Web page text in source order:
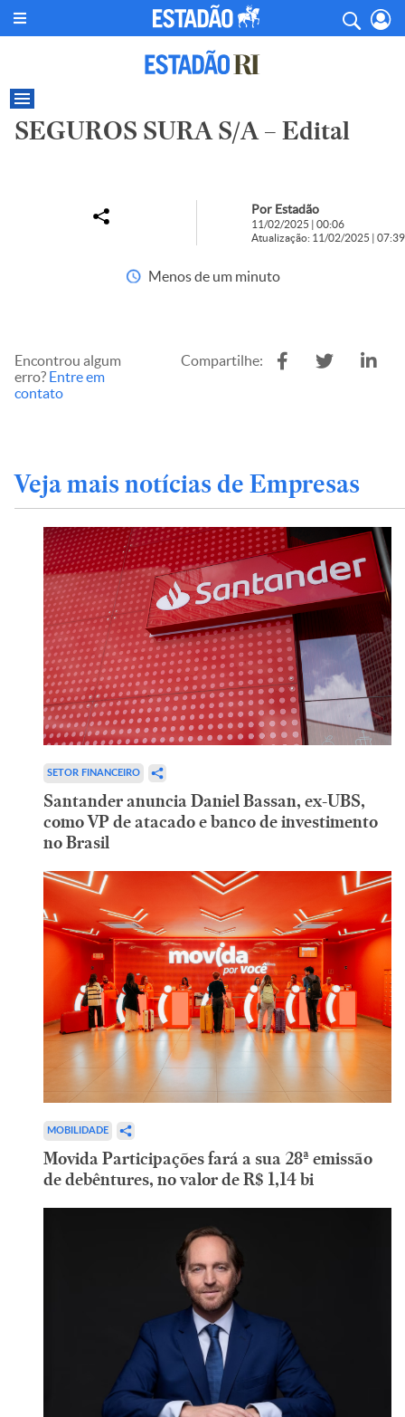
SEGUROS SURA S/A – Edital
Por Estadão
11/02/2025 | 00:06
Atualização: 11/02/2025 | 07:39
Menos de um minuto
Encontrou algum
erro? Entre em
contato
Compartilhe:
Veja mais notícias de Empresas
SETOR FINANCEIRO
Santander anuncia Daniel Bassan, ex-UBS,
como VP de atacado e banco de investimento
no Brasil
MOBILIDADE
Movida Participações fará a sua 28ª emissão
de debêntures, no valor de R$ 1,14 bi